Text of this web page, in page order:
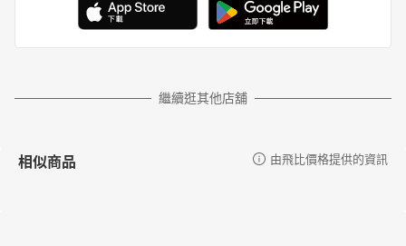
繼續逛其他店舖
相似商品 由飛比價格提供的資訊